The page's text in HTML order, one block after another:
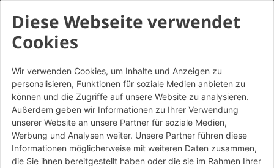
Diese Webseite verwendet
Cookies
Wir verwenden Cookies, um Inhalte und Anzeigen zu
personalisieren, Funktionen für soziale Medien anbieten zu
können und die Zugriffe auf unsere Website zu analysieren.
Außerdem geben wir Informationen zu Ihrer Verwendung
unserer Website an unsere Partner für soziale Medien,
Werbung und Analysen weiter. Unsere Partner führen diese
Informationen möglicherweise mit weiteren Daten zusammen,
die Sie ihnen bereitgestellt haben oder die sie im Rahmen Ihrer